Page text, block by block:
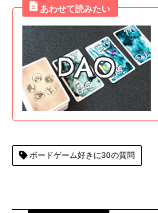
ボードゲーム好きに30の質問